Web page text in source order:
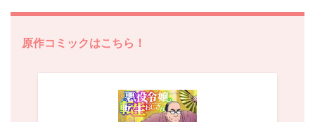
原作コミックはこちら！